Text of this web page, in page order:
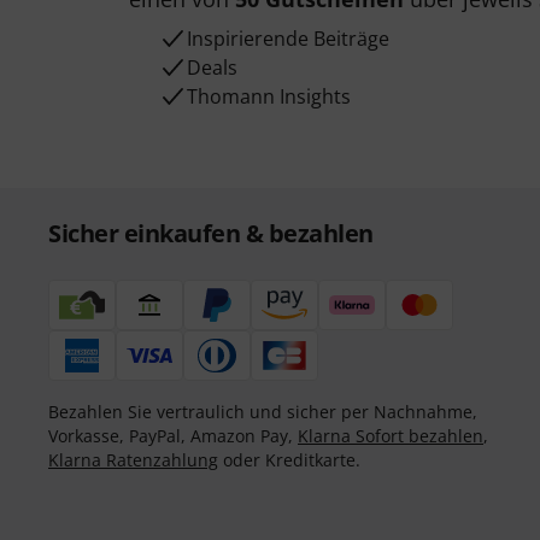
Inspirierende Beiträge
Deals
Thomann Insights
Sicher einkaufen & bezahlen
Bezahlen Sie vertraulich und sicher per Nachnahme,
Vorkasse, PayPal, Amazon Pay, Klarna Sofort bezahlen,
Klarna Ratenzahlung oder Kreditkarte.